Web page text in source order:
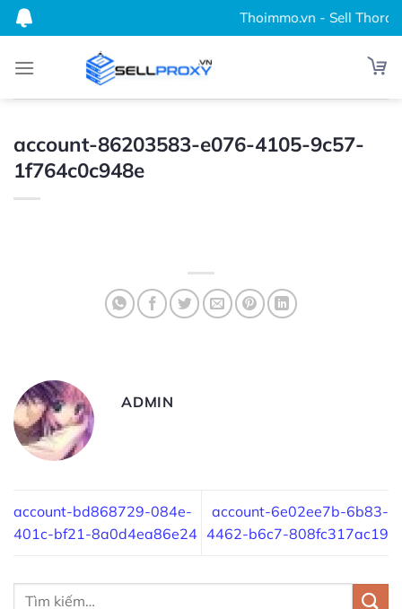
Bỏ
qua
dung
Thoimmo.vn - Sell
account-86203583-e076-4105-9c57-
1f764c0c948e
ADMIN
account-bd868729-084e-
401c-bf21-8a0d4ea86e24
account-6e02ee7b-6b83-
4462-b6c7-808fc317ac19